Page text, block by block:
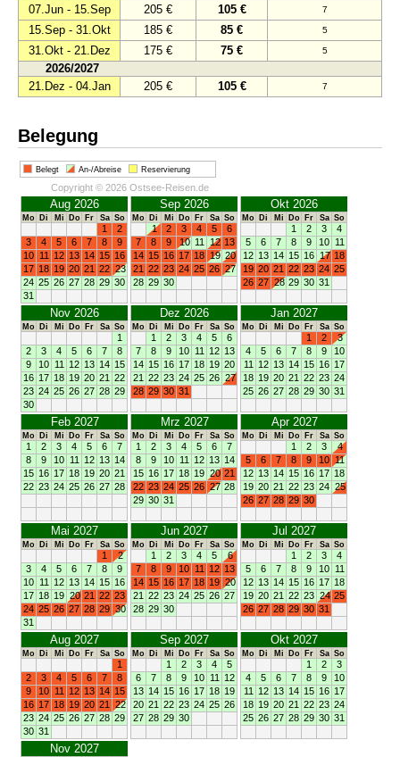
07.Jun - 15.Sep
205 € 105 € 7
15.Sep - 31.Okt 185 € 85 € 5
31.Okt - 21.Dez 175 € 75 € 5
2026/2027
21.Dez - 04.Jan
205 € 105 € 7
Belegung
Belegt An-/Abreise Reservierung
Copyright © 2026 Ostsee-Reisen.de
Aug 2026
Mo Di Mi Do Fr Sa So
1
2
3
4 5 6 7 8
9
10 11 12 13 14 15 16
17 18 19 20 21 22 23
24 25 26 27 28 29 30
31
Sep 2026
Mo Di Mi Do Fr Sa So
1 2 3 4 5
6
7
8 9 10 11 12 13
14 15 16 17 18 19 20
21 22 23 24 25 26 27
28 29 30
Okt 2026
Mo Di Mi Do Fr Sa So
1 2 3
4
5
6 7 8 9 10 11
12 13 14 15 16 17 18
19 20 21 22 23 24 25
26 27 28 29 30 31
Nov 2026
Mo Di Mi Do Fr Sa So
1
2
3 4 5 6 7
8
9
10 11 12 13 14 15
16 17 18 19 20 21 22
23 24 25 26 27 28 29
30
Dez 2026
Mo Di Mi Do Fr Sa So
1 2 3 4 5
6
7
8 9 10 11 12 13
14 15 16 17 18 19 20
21 22 23 24 25 26 27
28 29 30 31
Jan 2027
Mo Di Mi Do Fr Sa So
1 2
3
4
5 6 7 8 9
10
11
12 13 14 15 16 17
18 19 20 21 22 23 24
25 26 27 28 29 30 31
Feb 2027
Mo Di Mi Do Fr Sa So
1 2 3 4 5 6
7
8
9 10 11 12 13 14
15 16 17 18 19 20 21
22 23 24 25 26 27 28
Mrz 2027
Mo Di Mi Do Fr Sa So
1 2 3 4 5 6
7
8
9 10 11 12 13 14
15 16 17 18 19 20 21
22 23 24 25 26 27 28
29 30 31
Apr 2027
Mo Di Mi Do Fr Sa So
1 2 3
4
5
6 7 8 9 10 11
12 13 14 15 16 17 18
19 20 21 22 23 24 25
26 27 28 29 30
Mai 2027
Mo Di Mi Do Fr Sa So
1
2
3
4 5 6 7 8
9
10 11 12 13 14 15 16
17 18 19 20 21 22 23
24 25 26 27 28 29 30
31
Jun 2027
Mo Di Mi Do Fr Sa So
1 2 3 4 5
6
7
8 9 10 11 12 13
14 15 16 17 18 19 20
21 22 23 24 25 26 27
28 29 30
Jul 2027
Mo Di Mi Do Fr Sa So
1 2 3
4
5
6 7 8 9 10 11
12 13 14 15 16 17 18
19 20 21 22 23 24 25
26 27 28 29 30 31
Aug 2027
Mo Di Mi Do Fr Sa So
1
2
3 4 5 6 7
8
9
10 11 12 13 14 15
16 17 18 19 20 21
22
23 24 25 26 27 28 29
30 31
Sep 2027
Mo Di Mi Do Fr Sa So
1 2 3 4
5
6
7 8 9 10 11
12
13 14 15 16 17 18 19
20 21 22 23 24 25 26
27 28 29 30
Okt 2027
Mo Di Mi Do Fr Sa So
1 2
3
4
5 6 7 8 9
10
11
12 13 14 15 16 17
18 19 20 21 22 23 24
25 26 27 28 29 30 31
Nov 2027